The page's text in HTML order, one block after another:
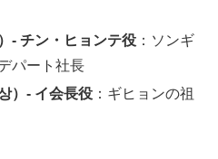
- チン・ヒョンテ役 ：ソンギ
パート社長
）- イ会長役 ：ギヒョンの祖